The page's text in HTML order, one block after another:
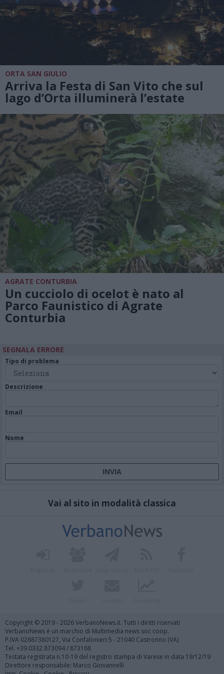
ORTA SAN GIULIO
Arriva la Festa di San Vito che sul
lago d’Orta illuminerà l’estate
AGRATE CONTURBIA
Un cucciolo di ocelot è nato al
Parco Faunistico di Agrate
Conturbia
SEGNALA ERRORE
Tipo di problema
Descrizione
Email
Nome
Vai al sito in modalità classica
Copyright © 2019 - 2026 VerbanoNews.it. Tutti i diritti riservati
VerbanoNews è un marchio di Multimedia news soc coop.
P.IVA 02687380127, Via Confalonieri 5 - 21040 Castronno (VA)
Tel. +39.0332.873094 / 873168
Testata registrata n.10-19 del registro stampa di Varese in data 19/12/19
Direttore responsabile: Marco Giovannelli